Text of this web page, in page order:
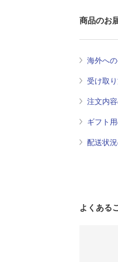
商品のお
海外へ
受け取
注文内
ギフト
配送状
よくある